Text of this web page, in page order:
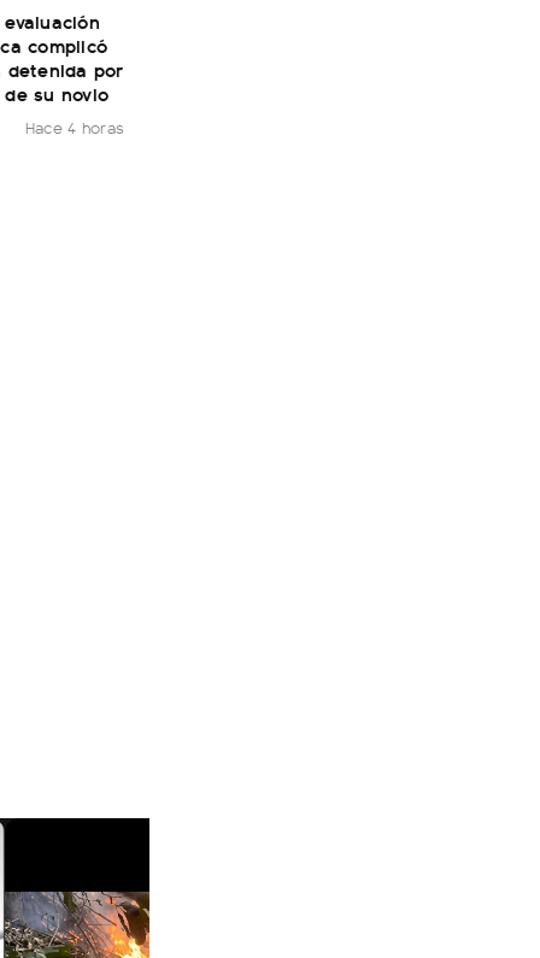
complicó
detenida por
su novio
Hace 4 horas